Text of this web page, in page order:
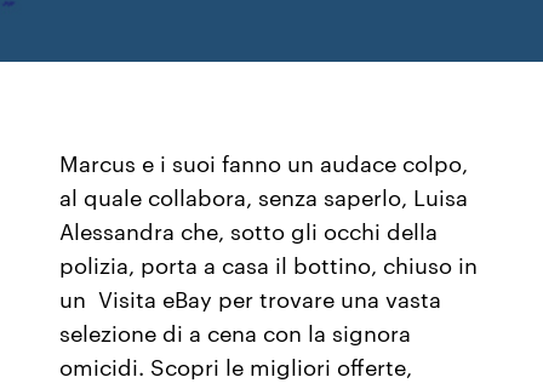
Marcus e i suoi fanno un audace colpo,
al quale collabora, senza saperlo, Luisa
Alessandra che, sotto gli occhi della
polizia, porta a casa il bottino, chiuso in
un Visita eBay per trovare una vasta
selezione di a cena con la signora
omicidi. Scopri le migliori offerte,